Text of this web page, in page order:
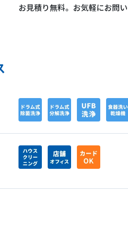
お見積り無料。お気軽にお問